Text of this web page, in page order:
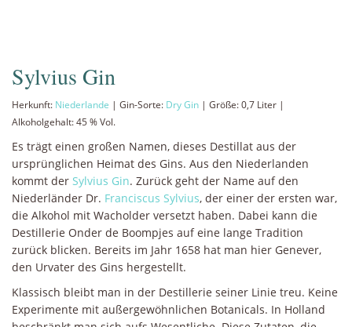
Sylvius Gin
Herkunft: Niederlande | Gin-Sorte: Dry Gin | Größe: 0,7 Liter |
Alkoholgehalt: 45 % Vol.
Es trägt einen großen Namen, dieses Destillat aus der
ursprünglichen Heimat des Gins. Aus den Niederlanden
kommt der Sylvius Gin. Zurück geht der Name auf den
Niederländer Dr. Franciscus Sylvius, der einer der ersten war,
die Alkohol mit Wacholder versetzt haben. Dabei kann die
Destillerie Onder de Boompjes auf eine lange Tradition
zurück blicken. Bereits im Jahr 1658 hat man hier Genever,
den Urvater des Gins hergestellt.
Klassisch bleibt man in der Destillerie seiner Linie treu. Keine
Experimente mit außergewöhnlichen Botanicals. In Holland